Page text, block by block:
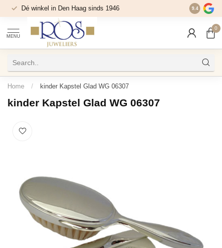
Dé winkel in Den Haag sinds 1946 9.4
MENU
0
Home / kinder Kapstel Glad WG 06307
kinder Kapstel Glad WG 06307